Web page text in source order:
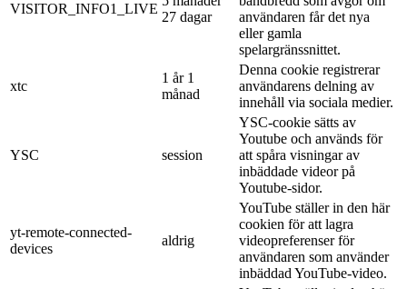
VISITOR_INFO1_LIVE
27 dagar
användaren får det nya
eller gamla
spelargränssnittet.
xtc
1 år 1
månad
Denna cookie registrerar
användarens delning av
innehåll via sociala medier.
YSC session
YSC-cookie sätts av
Youtube och används för
att spåra visningar av
inbäddade videor på
Youtube-sidor.
yt-remote-connected-
devices
aldrig
YouTube ställer in den här
cookien för att lagra
videopreferenser för
användaren som använder
inbäddad YouTube-video.